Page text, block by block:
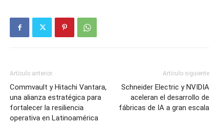
Artículo anterior
Commvault y Hitachi Vantara,
una alianza estratégica para
fortalecer la resiliencia
operativa en Latinoamérica
Artículo siguiente
Schneider Electric y NVIDIA
aceleran el desarrollo de
fábricas de IA a gran escala